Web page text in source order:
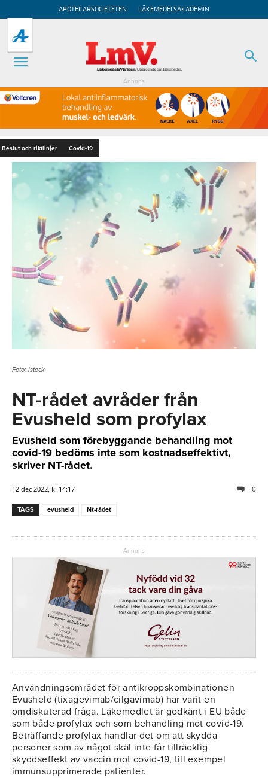
APOTEKARSOCIETETEN LÄKEMEDELSAKADEMIN
Annons
Beslut och riktlinjer Covid-19
Foto: Istock
NT-rådet avråder från
Evusheld som profylax
Evusheld som förebyggande behandling mot
covid-19 bedöms inte som kostnadseffektivt,
skriver NT-rådet.
12 dec 2022, kl 14:17 0
TAGS evusheld Nt-rådet
Annons
Användningsområdet för antikroppskombinationen
Evusheld (tixagevimab/cilgavimab) har varit en
omdiskuterad fråga. Läkemedlet är godkänt i EU både
som både profylax och som behandling mot covid-19.
Beträffande profylax handlar det om att skydda
personer som av något skäl inte får tillräcklig
skyddseffekt av vaccin mot covid-19, till exempel
immunsupprimerade patienter.